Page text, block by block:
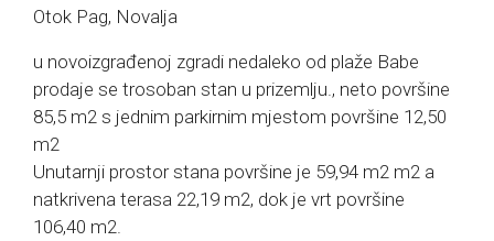
Otok Pag, Novalja
u novoizgrađenoj zgradi nedaleko od plaže Babe
prodaje se trosoban stan u prizemlju., neto površine
85,5 m2 s jednim parkirnim mjestom površine 12,50
m2
Unutarnji prostor stana površine je 59,94 m2 m2 a
natkrivena terasa 22,19 m2, dok je vrt površine
106,40 m2.